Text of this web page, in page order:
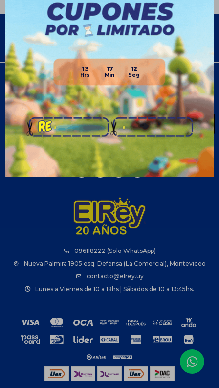
13 17 12
096118222 (Solo WhatsApp)
Nueva Palmira 1905 esq. Defensa (La Comercial), Montevideo
contacto@elrey.uy
Lunes a Viernes de 10 a 18hs | Sábados de 10 a 13:45hs.
Compra
Newsletter
¡Suscribite y recibí todas nuestras novedades!
SUSCRIBIRME
¡Seguinos!
 